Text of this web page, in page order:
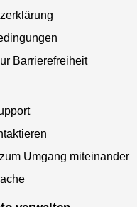
Barrierefreiheit
Umgang miteinander